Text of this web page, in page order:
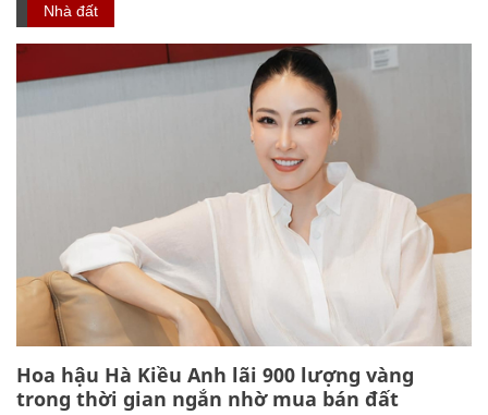
Nhà đất
Hoa hậu Hà Kiều Anh lãi 900 lượng vàng
trong thời gian ngắn nhờ mua bán đất